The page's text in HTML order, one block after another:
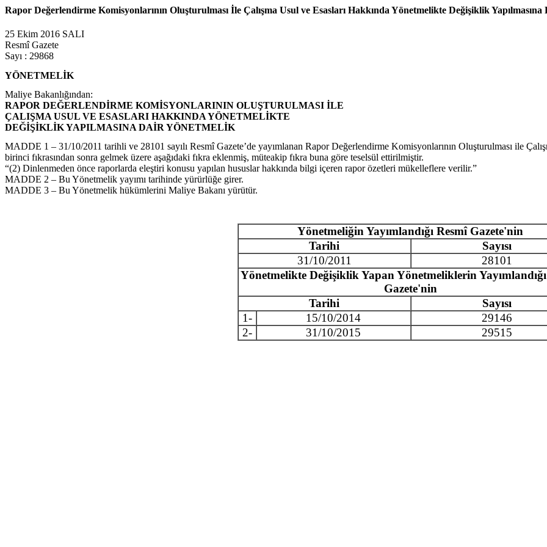
Rapor Değerlendirme Komisyonlarının Oluşturulması İle Çalışma Usul ve Esasları Hakkında Yönetmelikte Değişiklik
25 Ekim 2016 SALI
Resmî Gazete
Sayı : 29868
YÖNETMELİK
Maliye Bakanlığından:
RAPOR DEĞERLENDİRME KOMİSYONLARININ OLUŞTURULMASI İLE
ÇALIŞMA USUL VE ESASLARI HAKKINDA YÖNETMELİKTE
DEĞİŞİKLİK YAPILMASINA DAİR YÖNETMELİK
MADDE 1 – 31/10/2011 tarihli ve 28101 sayılı Resmî Gazete’de yayımlanan Rapor Değerlendirme Komisyonlarının Oluşturulması ile
birinci fıkrasından sonra gelmek üzere aşağıdaki fıkra eklenmiş, müteakip fıkra buna göre teselsül ettirilmiştir.
“(2) Dinlenmeden önce raporlarda eleştiri konusu yapılan hususlar hakkında bilgi içeren rapor özetleri mükelleflere verilir.”
MADDE 2 – Bu Yönetmelik yayımı tarihinde yürürlüğe girer.
MADDE 3 – Bu Yönetmelik hükümlerini Maliye Bakanı yürütür.
Yönetmeliğin Yayımlandığı Resmî Gazete'nin
Tarihi
Sayısı
31/10/2011
28101
Yönetmelikte Değişiklik Yapan Yönetmeliklerin
Gazete'nin
Tarihi
Sayısı
1-
15/10/2014
29146
2-
31/10/2015 29515